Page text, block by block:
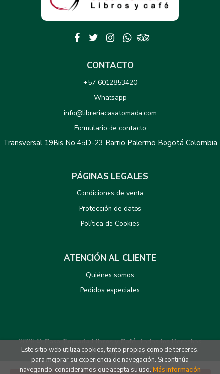
CONTACTO
+57 6012853420
Whatsapp
info@libreriacasatomada.com
Formulario de contacto
Transversal 19Bis No.45D-23 Barrio Palermo Bogotá Colombia
PÁGINAS LEGALES
Condiciones de venta
Protección de datos
Política de Cookies
ATENCIÓN AL CLIENTE
Quiénes somos
Pedidos especiales
2026 ©Casa Tomada LIbros y Café. Todos los Derechos
Reservados |Grupo Trevenque
Este sitio web utiliza cookies, tanto propias como de terceros,
para mejorar su experiencia de navegación. Si continúa
navegando, consideramos que acepta su uso. Más información